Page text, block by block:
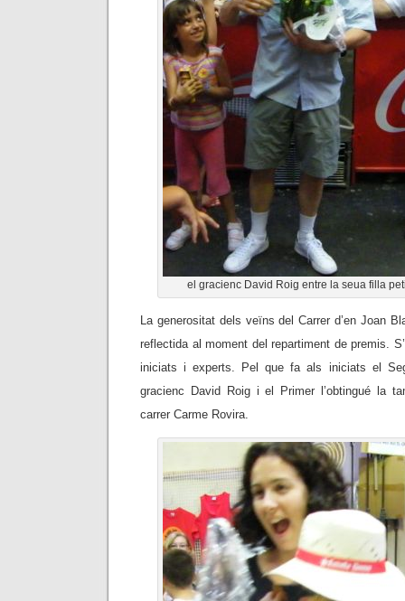
el gracienc David Roig entre la seua filla
La generositat dels veïns del Carrer d’en Joan
reflectida al moment del repartiment de premis.
iniciats i experts. Pel que fa als iniciats el
gracienc David Roig i el Primer l’obtingué la
carrer Carme Rovira.